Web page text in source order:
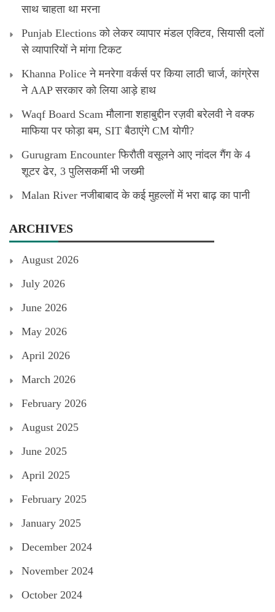
साथ चाहता था मरना
Punjab Elections को लेकर व्यापार मंडल एक्टिव, सियासी दलों
से व्यापारियों ने मांगा टिकट
Khanna Police ने मनरेगा वर्कर्स पर किया लाठी चार्ज, कांग्रेस
ने AAP सरकार को लिया आड़े हाथ
Waqf Board Scam मौलाना शहाबुद्दीन रज़वी बरेलवी ने वक्फ
माफिया पर फोड़ा बम, SIT बैठाएंगे CM योगी?
Gurugram Encounter फिरौती वसूलने आए नांदल गैंग के 4
शूटर ढेर, 3 पुलिसकर्मी भी जख्मी
Malan River नजीबाबाद के कई मुहल्लों में भरा बाढ़ का पानी
ARCHIVES
August 2026
July 2026
June 2026
May 2026
April 2026
March 2026
February 2026
August 2025
June 2025
April 2025
February 2025
January 2025
December 2024
November 2024
October 2024